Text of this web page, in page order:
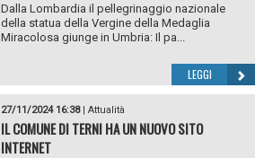
Dalla Lombardia il pellegrinaggio nazionale
della statua della Vergine della Medaglia
Miracolosa giunge in Umbria: Il pa...
LEGGI
27/11/2024 16:38| Attualità
IL COMUNE DI TERNI HA UN NUOVO SITO
INTERNET